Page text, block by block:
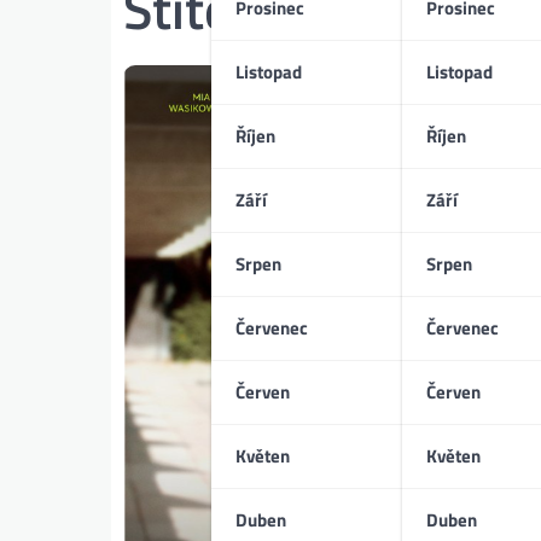
Prosinec
Listopad
Říjen
Září
Srpen
Červenec
Červen
Květen
Duben
Prosinec
Listopad
Říjen
Září
Srpen
Červenec
Červen
Květen
Duben